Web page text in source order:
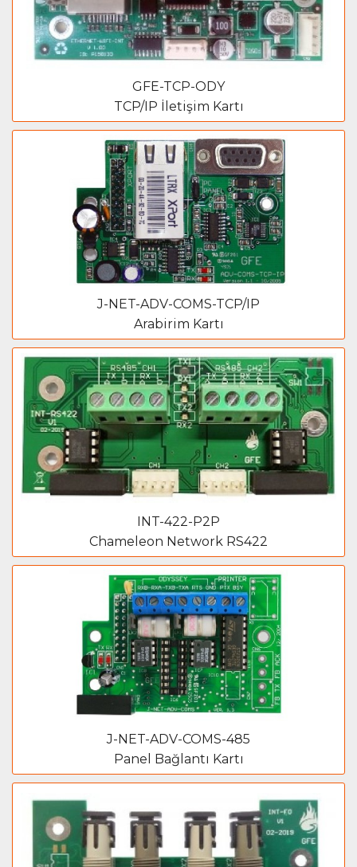
J-NET-ADV-COMS-485
Panel Bağlantı Kartı
INT-422-P2P
Chameleon Network RS422
J-NET-ADV-COMS-TCP/IP
Arabirim Kartı
GFE-TCP-ODY
TCP/IP İletişim Kartı